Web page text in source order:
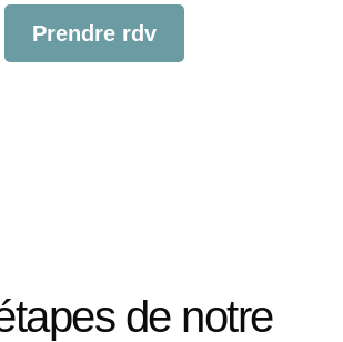
Prendre rdv
de notre